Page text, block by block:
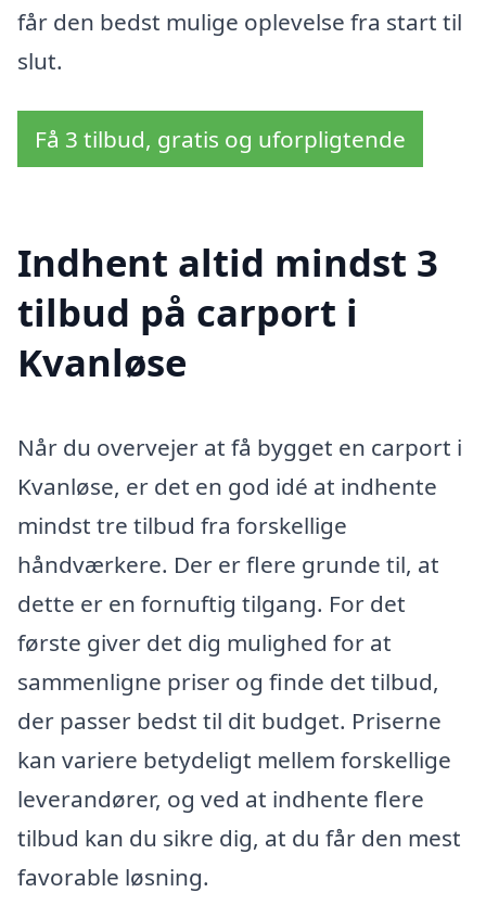
får den bedst mulige oplevelse fra start til
slut.
Få 3 tilbud, gratis og uforpligtende
Indhent altid mindst 3
tilbud på carport i
Kvanløse
Når du overvejer at få bygget en carport i
Kvanløse, er det en god idé at indhente
mindst tre tilbud fra forskellige
håndværkere. Der er flere grunde til, at
dette er en fornuftig tilgang. For det
første giver det dig mulighed for at
sammenligne priser og finde det tilbud,
der passer bedst til dit budget. Priserne
kan variere betydeligt mellem forskellige
leverandører, og ved at indhente flere
tilbud kan du sikre dig, at du får den mest
favorable løsning.